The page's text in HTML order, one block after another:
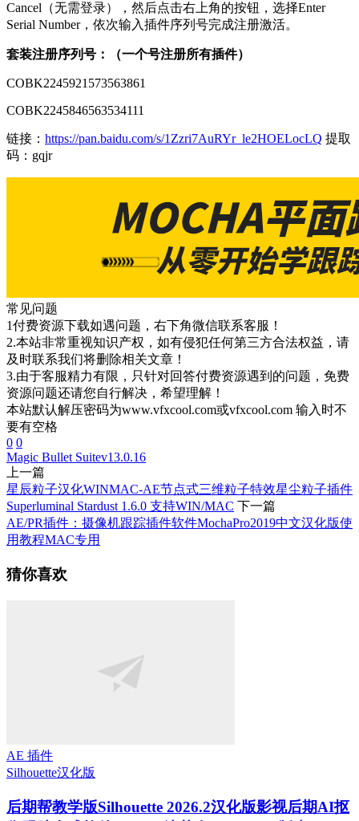
Cancel（无需登录），然后点击右上角的按钮，选择Enter
Serial Number，依次输入插件序列号完成注册激活。
套装注册序列号：（一个号注册所有插件）
COBK2245921573563861
COBK2245846563534111
链接： https://pan.baidu.com/s/1Zzri7AuRYr_le2HOELocLQ 提取
码：gqjr
常见问题
1付费资源下载如遇问题，右下角微信联系客服！
2.本站非常重视知识产权，如有侵犯任何第三方合法权益，请
及时联系我们将删除相关文章！
3.由于客服精力有限，只针对回答付费资源遇到的问题，免费
资源问题还请您自行解决，希望理解！
本站默认解压密码为www.vfxcool.com或vfxcool.com 输入时不
要有空格
0 0
Magic Bullet Suitev13.0.16
上一篇
星辰粒子汉化WINMAC-AE节点式三维粒子特效星尘粒子插件
Superluminal Stardust 1.6.0 支持WIN/MAC 下一篇
AE/PR插件：摄像机跟踪插件软件MochaPro2019中文汉化版使
用教程MAC专用
猜你喜欢
AE 插件
Silhouette汉化版
后期帮教学版Silhouette 2026.2汉化版影视后期AI抠